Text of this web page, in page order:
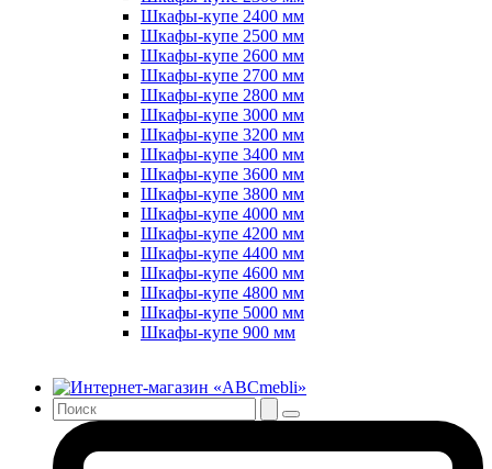
Шкафы-купе 2400 мм
Шкафы-купе 2500 мм
Шкафы-купе 2600 мм
Шкафы-купе 2700 мм
Шкафы-купе 2800 мм
Шкафы-купе 3000 мм
Шкафы-купе 3200 мм
Шкафы-купе 3400 мм
Шкафы-купе 3600 мм
Шкафы-купе 3800 мм
Шкафы-купе 4000 мм
Шкафы-купе 4200 мм
Шкафы-купе 4400 мм
Шкафы-купе 4600 мм
Шкафы-купе 4800 мм
Шкафы-купе 5000 мм
Шкафы-купе 900 мм